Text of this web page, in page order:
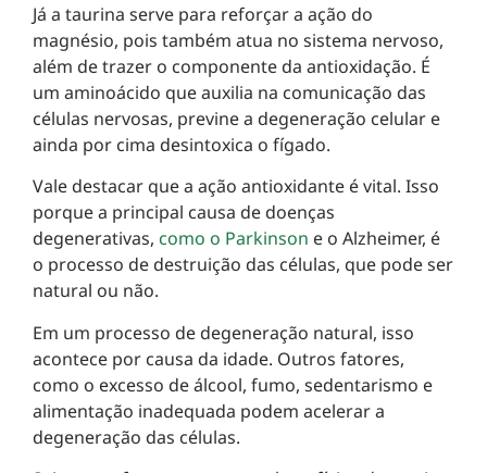
Já a taurina serve para reforçar a ação do
magnésio, pois também atua no sistema nervoso,
além de trazer o componente da antioxidação. É
um aminoácido que auxilia na comunicação das
células nervosas, previne a degeneração celular e
ainda por cima desintoxica o fígado.
Vale destacar que a ação antioxidante é vital. Isso
porque a principal causa de doenças
degenerativas, como o Parkinson e o Alzheimer, é
o processo de destruição das células, que pode ser
natural ou não.
Em um processo de degeneração natural, isso
acontece por causa da idade. Outros fatores,
como o excesso de álcool, fumo, sedentarismo e
alimentação inadequada podem acelerar a
degeneração das células.